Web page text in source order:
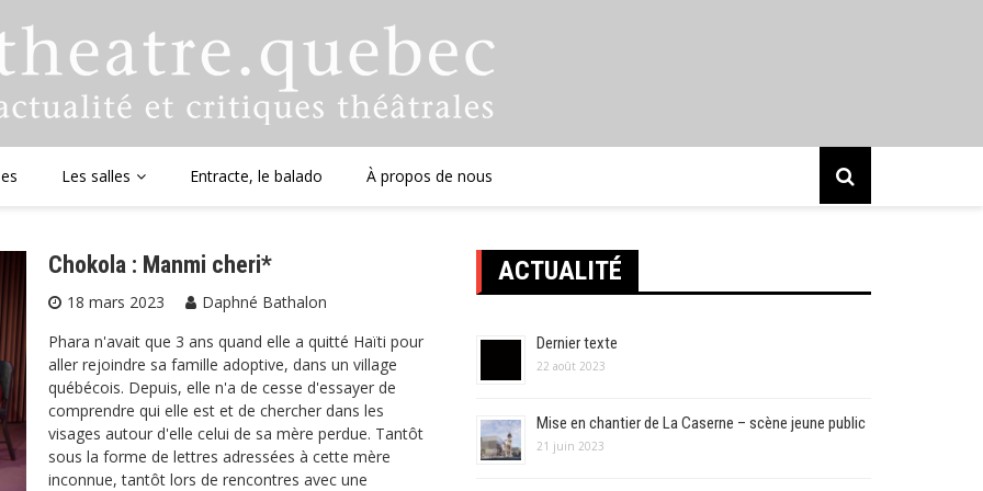
Les salles Entracte, le balado À propos de nous
Chokola : Manmi cheri*
18 mars 2023
Daphné Bathalon
Phara n'avait que 3 ans quand elle a quitté Haïti pour
aller rejoindre sa famille adoptive, dans un village
québécois. Depuis, elle n'a de cesse d'essayer de
comprendre qui elle est et de chercher dans les
visages autour d'elle celui de sa mère perdue. Tantôt
sous la forme de lettres adressées à cette mère
inconnue, tantôt lors de rencontres avec une
ACTUALITÉ
Dernier texte
22 août 2023
Mise en chantier de La Caserne – scène jeune public
21 juin 2023